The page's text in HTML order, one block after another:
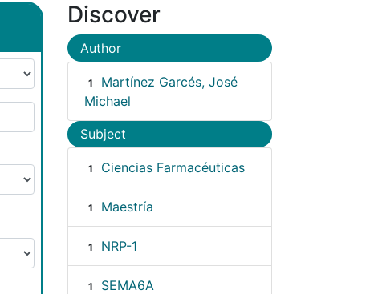
Discover
Author
1
Martínez Garcés, José
Michael
Subject
1 Ciencias Farmacéuticas
1 Maestría
1 NRP-1
1 SEMA6A